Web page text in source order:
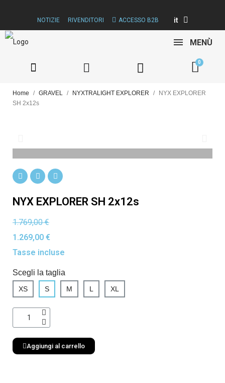
NOTIZIE RIVENDITORI ACCESSO B2B it
MENÙ
Home GRAVEL NYXTRALIGHT EXPLORER
NYX EXPLORER
SH 2x12s
NYX EXPLORER SH 2x12s
1.769,00 €
1.269,00 €
Tasse incluse
Scegli la taglia
XS S M L XL
Aggiungi al carrello